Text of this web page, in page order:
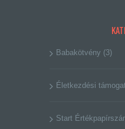
Babakötvény (3)
Életkezdési
Start